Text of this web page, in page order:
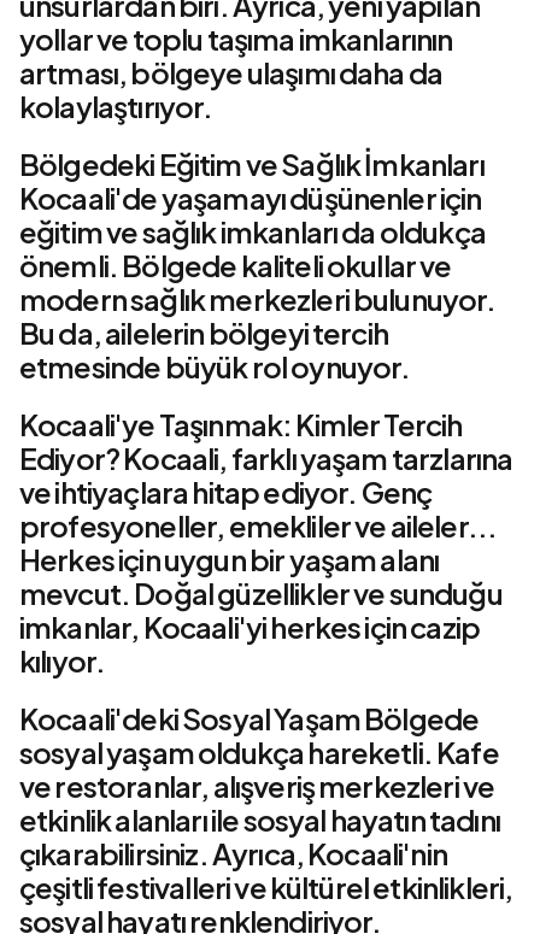
yollar ve toplu taşıma imkanlarının
artması, bölgeye ulaşımı daha da
kolaylaştırıyor.
Bölgedeki Eğitim ve Sağlık İmkanları
Kocaali'de yaşamayı düşünenler için
eğitim ve sağlık imkanları da oldukça
önemli. Bölgede kaliteli okullar ve
modern sağlık merkezleri bulunuyor.
Bu da, ailelerin bölgeyi tercih
etmesinde büyük rol oynuyor.
Kocaali'ye Taşınmak: Kimler Tercih
Ediyor? Kocaali, farklı yaşam tarzlarına
ve ihtiyaçlara hitap ediyor. Genç
profesyoneller, emekliler ve aileler...
Herkes için uygun bir yaşam alanı
mevcut. Doğal güzellikler ve sunduğu
imkanlar, Kocaali'yi herkes için cazip
kılıyor.
Kocaali'deki Sosyal Yaşam Bölgede
sosyal yaşam oldukça hareketli. Kafe
ve restoranlar, alışveriş merkezleri ve
etkinlik alanları ile sosyal hayatın tadını
çıkarabilirsiniz. Ayrıca, Kocaali'nin
çeşitli festivalleri ve kültürel etkinlikleri,
sosyal hayatı renklendiriyor.